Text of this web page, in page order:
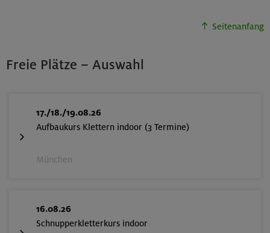
Seitenanfang
Freie Plätze – Auswahl
17./18./19.08.26
Aufbaukurs Klettern indoor (3 Termine)
München
16.08.26
Schnupperkletterkurs indoor